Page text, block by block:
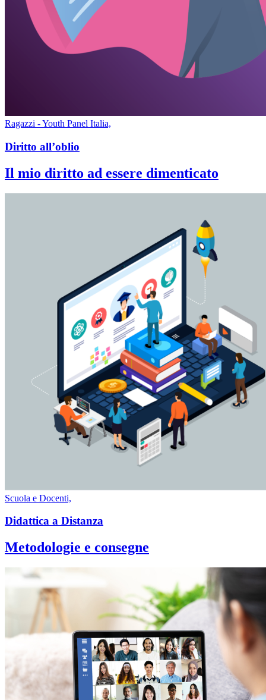
Ragazzi - Youth Panel Italia,
Diritto all’oblio
Il mio diritto ad essere dimenticato
Scuola e Docenti,
Didattica a Distanza
Metodologie e consegne